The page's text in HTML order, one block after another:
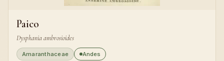
Paico
Dysphania ambrosioides
Amaranthaceae Andes